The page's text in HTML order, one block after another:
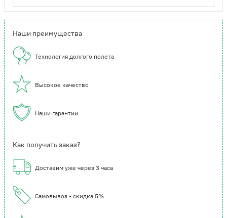
Наши преимущества
Технология долгого полета
Высокое качество
Наши гарантии
Как получить заказ?
Доставим уже через 3 часа
Самовывоз - скидка 5%